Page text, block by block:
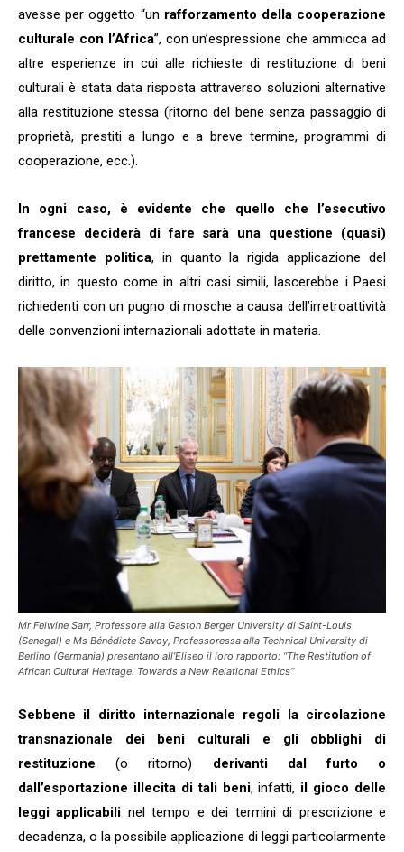
avesse per oggetto “un rafforzamento della cooperazione
culturale con l’Africa”, con un’espressione che ammicca ad
altre esperienze in cui alle richieste di restituzione di beni
culturali è stata data risposta attraverso soluzioni alternative
alla restituzione stessa (ritorno del bene senza passaggio di
proprietà, prestiti a lungo e a breve termine, programmi di
cooperazione, ecc.).
In ogni caso, è evidente che quello che l’esecutivo
francese deciderà di fare sarà una questione (quasi)
prettamente politica, in quanto la rigida applicazione del
diritto, in questo come in altri casi simili, lascerebbe i Paesi
richiedenti con un pugno di mosche a causa dell’irretroattività
delle convenzioni internazionali adottate in materia.
Mr Felwine Sarr, Professore alla Gaston Berger University di Saint-Louis
(Senegal) e Ms Bénédicte Savoy, Professoressa alla Technical University di
Berlino (Germania) presentano all’Eliseo il loro rapporto: “The Restitution of
African Cultural Heritage. Towards a New Relational Ethics”
Sebbene il diritto internazionale regoli la circolazione
transnazionale dei beni culturali e gli obblighi di
restituzione (o ritorno) derivanti dal furto o
dall’esportazione illecita di tali beni, infatti, il gioco delle
leggi applicabili nel tempo e dei termini di prescrizione e
decadenza, o la possibile applicazione di leggi particolarmente